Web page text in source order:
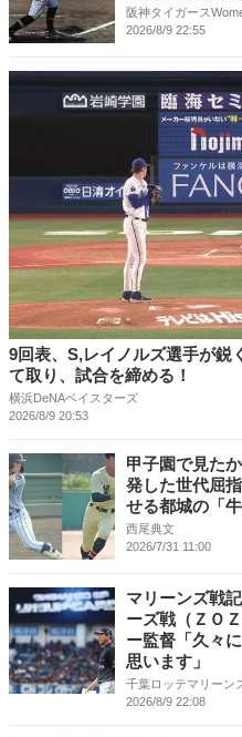
阪神タイガース
2026/8/9 22:55
9回表、S,レイノルズ選手が鋭
て取り、試合を締める！
横浜DeNAベイスターズ
2026/8/9 20:53
甲子園で見た
発した世代屈
せる都城の「牛
西尾典文
2026/7/31 11:00
マリーンズ戦
ーズ戦（ＺＯ
ー監督「久々
思います」
千葉ロッテマリーン
2026/8/9 22:08